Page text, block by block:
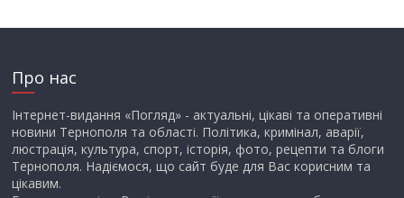
Про нас
Інтернет-видання «Погляд» - актуальні, цікаві та оперативні
новини Тернополя та області. Політика, кримінал, аварії,
люстрація, культура, спорт, історія, фото, рецепти та блоги
Тернополя. Надіємося, що сайт буде для Вас корисним та
цікавим.